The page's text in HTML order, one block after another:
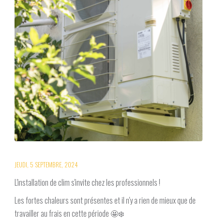
JEUDI, 5 SEPTEMBRE, 2024
L'installation de clim s'invite chez les professionnels !
Les fortes chaleurs sont présentes et il n'y a rien de mieux que de
travailler au frais en cette période 🤩❄️